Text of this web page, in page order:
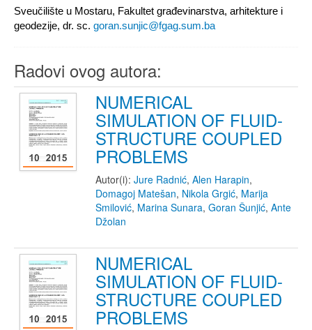
Sveučilište u Mostaru, Fakultet građevinarstva, arhitekture i
geodezije, dr. sc. goran.sunjic@fgag.sum.ba
Radovi ovog autora:
NUMERICAL
SIMULATION OF FLUID-
STRUCTURE COUPLED
PROBLEMS
Autor(i): Jure Radnić, Alen Harapin,
Domagoj Matešan, Nikola Grgić, Marija
Smilović, Marina Sunara, Goran Šunjić, Ante
Džolan
NUMERICAL
SIMULATION OF FLUID-
STRUCTURE COUPLED
PROBLEMS